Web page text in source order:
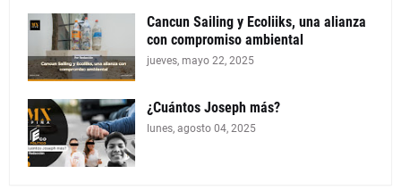
Cancun Sailing y Ecoliiks, una alianza
con compromiso ambiental
jueves, mayo 22, 2025
¿Cuántos Joseph más?
lunes, agosto 04, 2025